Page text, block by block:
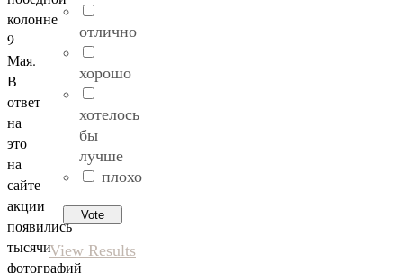
колонне
9
Мая.
В
ответ
на
это
на
сайте
акции
появились
тысячи
фотографий
отлично
хорошо
хотелось
бы
лучше
плохо
View Results